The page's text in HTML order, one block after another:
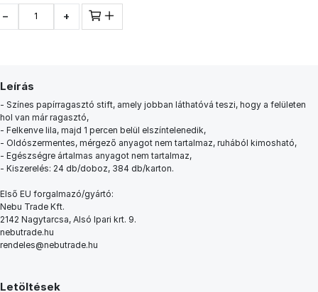
− +
Leírás
- Színes papírragasztó stift, amely jobban láthatóvá teszi, hogy a felületen
hol van már ragasztó,
- Felkenve lila, majd 1 percen belül elszíntelenedik,
- Oldószermentes, mérgező anyagot nem tartalmaz, ruhából kimosható,
- Egészségre ártalmas anyagot nem tartalmaz,
- Kiszerelés: 24 db/doboz, 384 db/karton.
Első EU forgalmazó/gyártó:
Nebu Trade Kft.
2142 Nagytarcsa, Alsó Ipari krt. 9.
nebutrade.hu
rendeles@nebutrade.hu
Letöltések